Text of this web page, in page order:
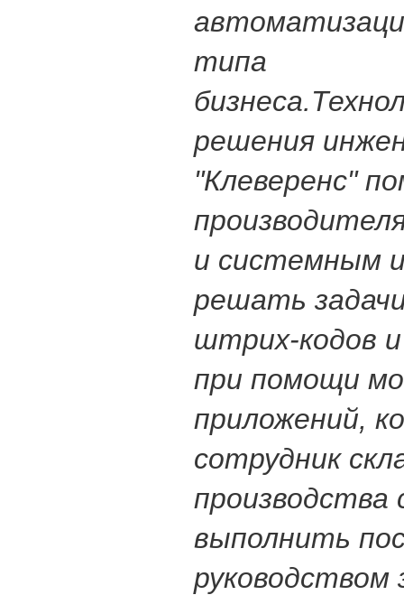
типа
решения
"Клеверенс"
и системным
решать
штрих-кодов
при помощи
приложений,
сотрудник
производства
выполнить
руководством